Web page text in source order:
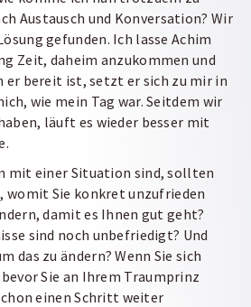
Austausch und Konversation? Wir
gefunden. Ich lasse Achim
Zeit, daheim anzukommen und
er bereit ist, setzt er sich zu mir in
wie mein Tag war. Seitdem wir
läuft es wieder besser mit
mit einer Situation sind, sollten
womit Sie konkret unzufrieden
damit es Ihnen gut geht?
sind noch unbefriedigt? Und
das zu ändern? Wenn Sie sich
Sie an Ihrem Traumprinz
einen Schritt weiter